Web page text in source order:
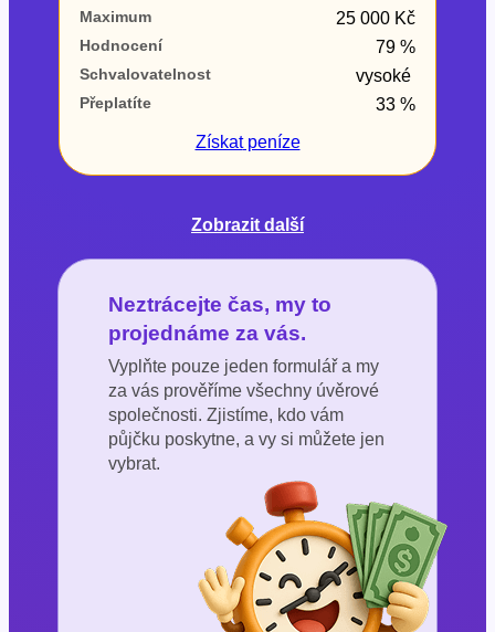
Maximum 25 000 Kč
Hodnocení 79 %
Schvalovatelnost vysoké
Přeplatíte
33 %
Získatpeníze
Zobrazit další
Neztrácejte čas, my to
projednáme za vás.
Vyplňte pouze jeden formulář a my
za vás prověříme všechny úvěrové
společnosti. Zjistíme, kdo vám
půjčku poskytne, a vy si můžete jen
vybrat.